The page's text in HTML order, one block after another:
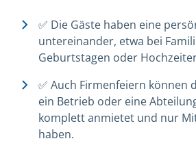
✅ Die Gäste haben eine
untereinander, etwa bei
Geburtstagen oder
✅ Auch Firmenfeiern können
ein Betrieb oder eine
komplett anmietet und nur
haben.